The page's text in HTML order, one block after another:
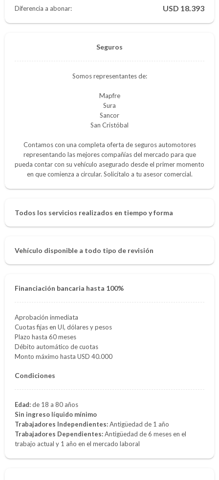
Diferencia a abonar: 18.393
Seguros
Somos representantes de:
Mapfre
Sura
Sancor
San Cristóbal
Contamos con una completa oferta de seguros automotores
representando las mejores compañías del mercado para que
pueda contar con su vehículo asegurado desde el primer momento
en que comienza a circular. Solicítalo a tu asesor comercial.
Todos los servicios realizados en tiempo y forma
Vehículo disponible a todo tipo de revisión
Financiación bancaria hasta 100%
Aprobación inmediata
Cuotas fijas en UI, dólares y pesos
Plazo hasta 60 meses
Débito automático de cuotas
Monto máximo hasta USD 40.000
Condiciones
Edad:de 18 a 80 años
Sin ingreso líquido mínimo
Trabajadores Independientes:Antigüedad de 1 año
Trabajadores Dependientes:Antigüedad de 6 meses en el
trabajo actual y 1 año en el mercado laboral